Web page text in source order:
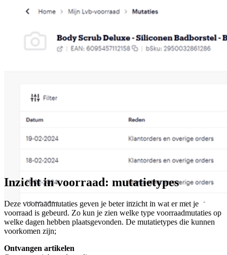
Inzicht in voorraad: mutatietypes
Deze voorraadmutaties geven je beter inzicht in wat er met je
voorraad is gebeurd. Zo kun je zien welke type voorraadmutaties op
welke dagen hebben plaatsgevonden. De mutatietypes die kunnen
voorkomen zijn;
Ontvangen artikelen